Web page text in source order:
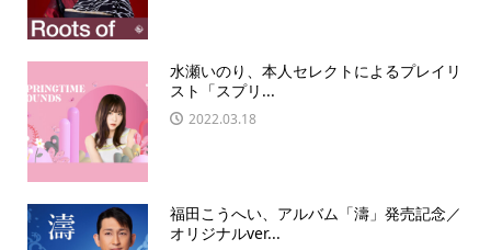
水瀬いのり、本人セレクトによるプレイリ
スト「スプリ...
2022.03.18
福田こうへい、アルバム「濤」発売記念／
オリジナルver...